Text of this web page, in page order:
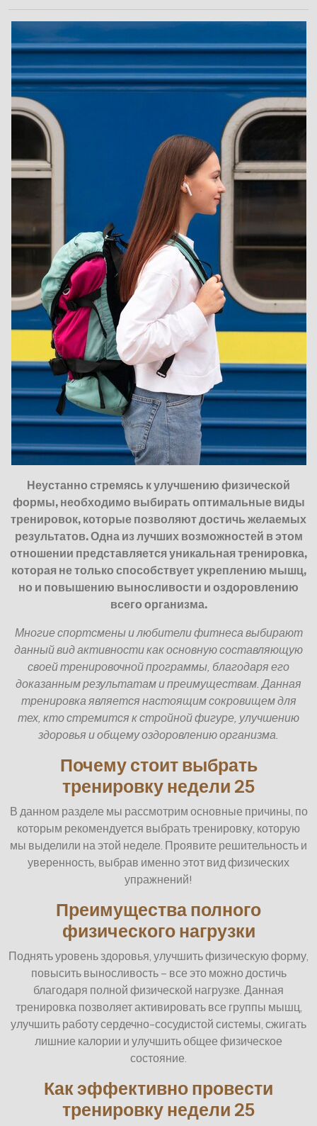
Неустанно стремясь к улучшению физической
формы, необходимо выбирать оптимальные виды
тренировок, которые позволяют достичь желаемых
результатов. Одна из лучших возможностей в этом
отношении представляется уникальная тренировка,
которая не только способствует укреплению мышц,
но и повышению выносливости и оздоровлению
всего организма.
Многие спортсмены и любители фитнеса выбирают
данный вид активности как основную составляющую
своей тренировочной программы, благодаря его
доказанным результатам и преимуществам. Данная
тренировка является настоящим сокровищем для
тех, кто стремится к стройной фигуре, улучшению
здоровья и общему оздоровлению организма.
Почему стоит выбрать
тренировку недели 25
В данном разделе мы рассмотрим основные причины, по
которым рекомендуется выбрать тренировку, которую
мы выделили на этой неделе. Проявите решительность и
уверенность, выбрав именно этот вид физических
упражнений!
Преимущества полного
физического нагрузки
Поднять уровень здоровья, улучшить физическую форму,
повысить выносливость – все это можно достичь
благодаря полной физической нагрузке. Данная
тренировка позволяет активировать все группы мышц,
улучшить работу сердечно-сосудистой системы, сжигать
лишние калории и улучшить общее физическое
состояние.
Как эффективно провести
тренировку недели 25